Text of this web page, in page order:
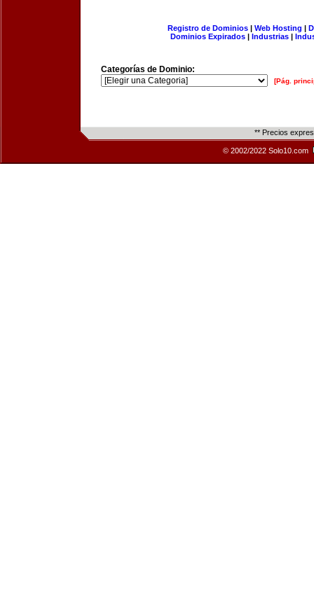
Registro de Dominios| Web Hosting |
Dominios Expirados | Industrias |
Categorías de Dominio:
[Pág.
** Precios
© 2002/2022 Solo10.com